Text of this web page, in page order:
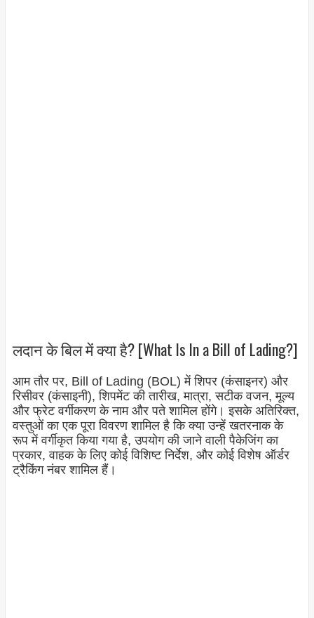
लदान के बिल में क्या है? [What Is In a Bill of Lading?]
आम तौर पर, Bill of Lading (BOL) में शिपर (कंसाइनर) और
रिसीवर (कंसाइनी), शिपमेंट की तारीख, मात्रा, सटीक वजन, मूल्य
और फ्रेट वर्गीकरण के नाम और पते शामिल होंगे। इसके अतिरिक्त,
वस्तुओं का एक पूरा विवरण शामिल है कि क्या उन्हें खतरनाक के
रूप में वर्गीकृत किया गया है, उपयोग की जाने वाली पैकेजिंग का
प्रकार, वाहक के लिए कोई विशिष्ट निर्देश, और कोई विशेष ऑर्डर
ट्रैकिंग नंबर शामिल हैं।